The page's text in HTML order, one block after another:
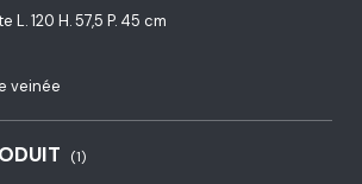
L. 120 H. 57,5 P. 45 cm
veinée
(1)